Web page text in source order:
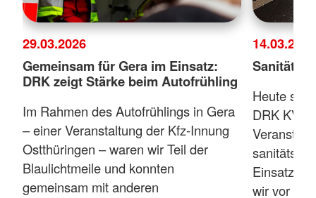
29.03.2026
Gemeinsam für Gera im Einsatz:
DRK zeigt Stärke beim Autofrühling
Im Rahmen des Autofrühlings in Gera
– einer Veranstaltung der Kfz-Innung
Ostthüringen – waren wir Teil der
Blaulichtmeile und konnten
gemeinsam mit anderen
14.03.2026
Heute
DRK KV
wir vor